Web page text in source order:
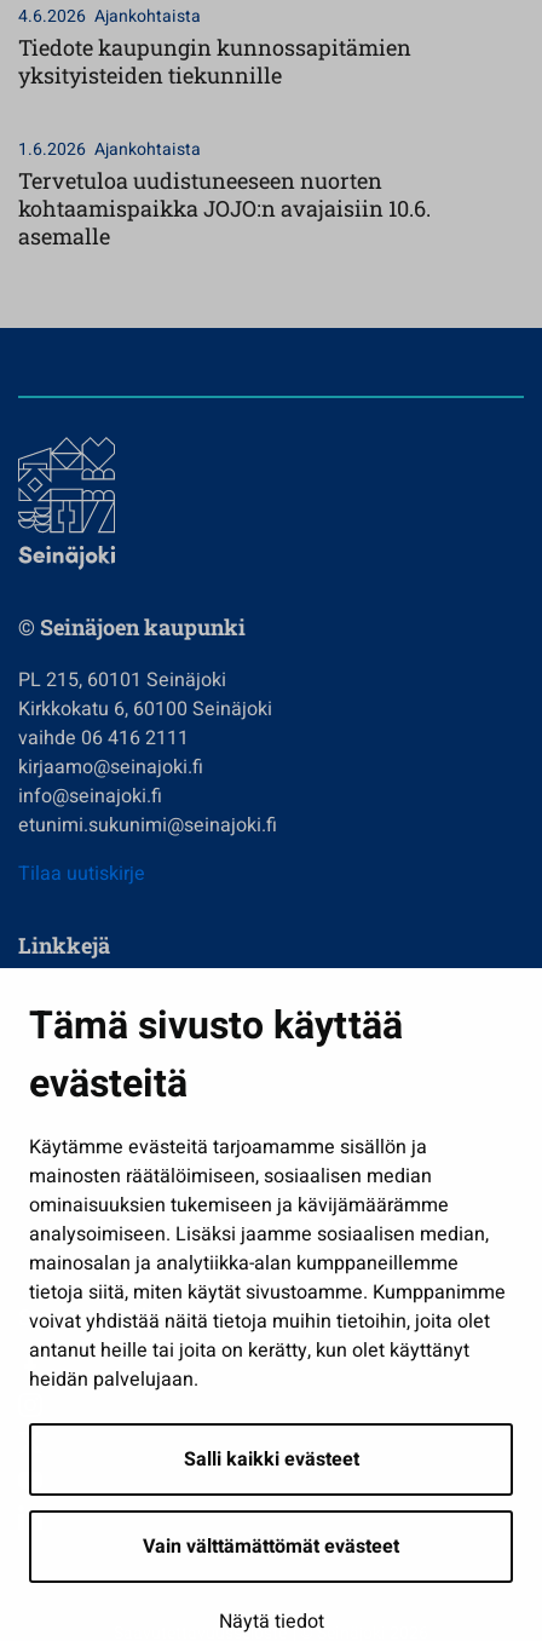
Tämä sivusto käyttää
evästeitä
Käytämme evästeitä tarjoamamme sisällön ja
mainosten räätälöimiseen, sosiaalisen median
ominaisuuksien tukemiseen ja kävijämäärämme
analysoimiseen. Lisäksi jaamme sosiaalisen median,
mainosalan ja analytiikka-alan kumppaneillemme
tietoja siitä, miten käytät sivustoamme. Kumppanimme
voivat yhdistää näitä tietoja muihin tietoihin, joita olet
antanut heille tai joita on kerätty, kun olet käyttänyt
heidän palvelujaan.
Salli kaikki evästeet
Vain välttämättömät evästeet
Näytä tiedot
4.6.2026 Ajankohtaista
Tiedote kaupungin kunnossapitämien
yksityisteiden tiekunnille
1.6.2026 Ajankohtaista
Tervetuloa uudistuneeseen nuorten
kohtaamispaikka JOJO:n avajaisiin 10.6.
asemalle
© Seinäjoen kaupunki
PL 215, 60101 Seinäjoki
Kirkkokatu 6, 60100 Seinäjoki
vaihde 06 416 2111
kirjaamo@seinajoki.fi
info@seinajoki.fi
etunimi.sukunimi@seinajoki.fi
Tilaa uutiskirje
Linkkejä
Kasvatus ja opetus
Kulttuuri ja liikunta
Työ ja yrittäminen
Osallistu ja asioi
Näytä omat evästeasetukseni
Seuraa meitä
Saavutettavuusseloste | © Seinäjoki 2026